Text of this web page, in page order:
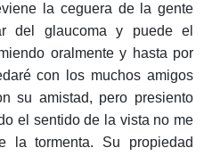
la ceguera de la gente
del glaucoma y puede el
oralmente y hasta por
con los muchos amigos
su amistad, pero presiento
el sentido de la vista no me
tormenta. Su propiedad